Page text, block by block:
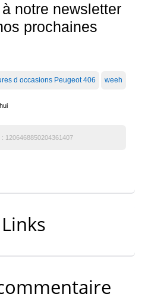
notre newsletter
prochaines
d occasions Peugeot 406 weeh
: 1206468850204361407